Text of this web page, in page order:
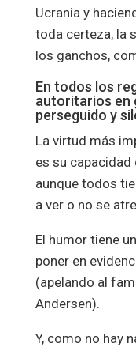
Ucrania y
toda certeza, la
los ganchos,
En todos los
autoritarios en
perseguido y
La virtud más
es su capacidad
aunque todos
a ver o no se
El humor tiene
poner en
(apelando al
Andersen).
Y, como no hay